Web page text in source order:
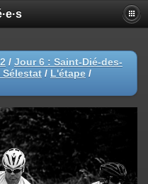
/ Jour 6 : Saint-Dié-des-
Sélestat / L'étape /